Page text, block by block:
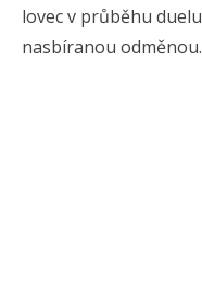
lovec v průběhu
nasbíranou odměnou.